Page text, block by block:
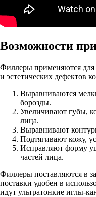
Возможности
Филлеры применяются для
и эстетических дефектов
Выравниваются
борозды.
Увеличивают губы,
лица.
Выравнивают
Подтягивают кожу,
Исправляют форму
частей лица.
Филлеры поставляются в
поставки удобен в
идут ультратонкие иглы-